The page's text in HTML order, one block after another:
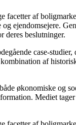
af
ejendomsejere.
deres beslutninger.
case-
af
økonomiske og
Mediet